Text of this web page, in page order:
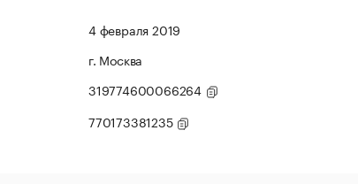
4 февраля 2019
г. Москва
319774600066264
770173381235